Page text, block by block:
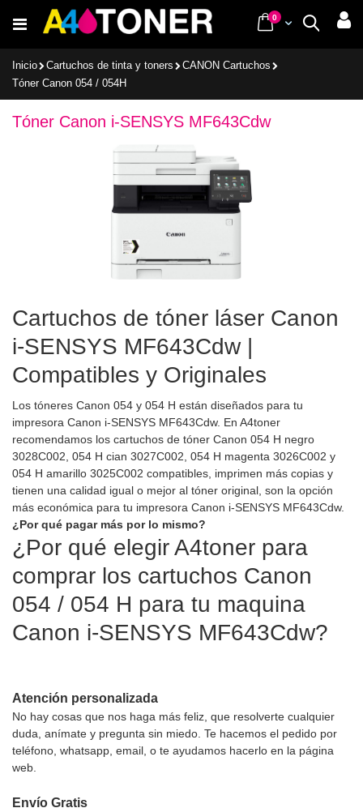
al
Buscar
Cart
0items
Inicio Cartuchos de tinta y toners
CANON Cartuchos
Tóner Canon 054 / 054H
Tóner Canon i-SENSYS MF643Cdw
Cartuchos de tóner láser Canon
i-SENSYS MF643Cdw |
Compatibles y Originales
Los tóneres Canon 054 y 054 H están diseñados para tu
impresora Canon i-SENSYS MF643Cdw. En A4toner
recomendamos los cartuchos de tóner Canon 054 H negro
3028C002, 054 H cian 3027C002, 054 H magenta 3026C002 y
054 H amarillo 3025C002 compatibles, imprimen más copias y
tienen una calidad igual o mejor al tóner original, son la opción
más económica para tu impresora Canon i-SENSYS MF643Cdw.
¿Por qué pagar más por lo mismo?
¿Por qué elegir A4toner para
comprar los cartuchos Canon
054 / 054 H para tu maquina
Canon i-SENSYS MF643Cdw?
Atención personalizada
No hay cosas que nos haga más feliz, que resolverte cualquier
duda, anímate y pregunta sin miedo. Te hacemos el pedido por
teléfono, whatsapp, email, o te ayudamos hacerlo en la página
web.
Envío Gratis